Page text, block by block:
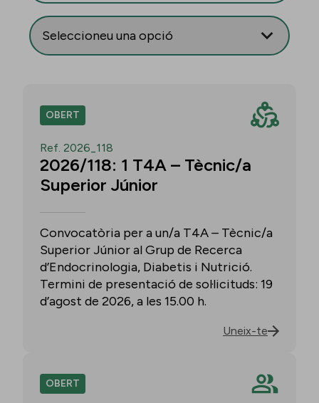
OBERT
Ref. 2026_118
2026/118: 1 T4A – Tècnic/a
Superior Júnior
Convocatòria per a un/a T4A – Tècnic/a
Superior Júnior al Grup de Recerca
d’Endocrinologia, Diabetis i Nutrició.
Termini de presentació de sol·licituds: 19
d’agost de 2026, a les 15.00 h.
Uneix-te
OBERT